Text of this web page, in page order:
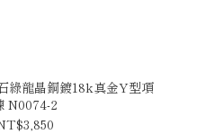
綠龍晶銅鍍18k真金Y型項
N0074-2